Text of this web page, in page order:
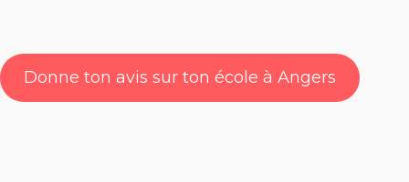
Donne ton avis sur ton école à Angers